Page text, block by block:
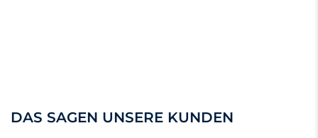
DAS SAGEN UNSERE KUNDEN